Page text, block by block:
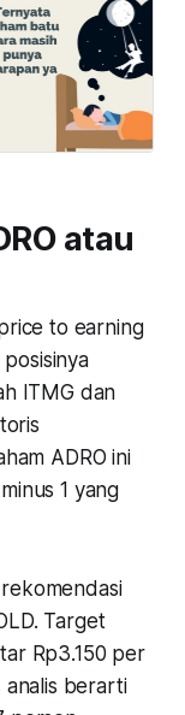
atau
to earning
ITMG dan
ADRO ini
1 yang
rekomendasi
Target
Rp3.150 per
analis berarti